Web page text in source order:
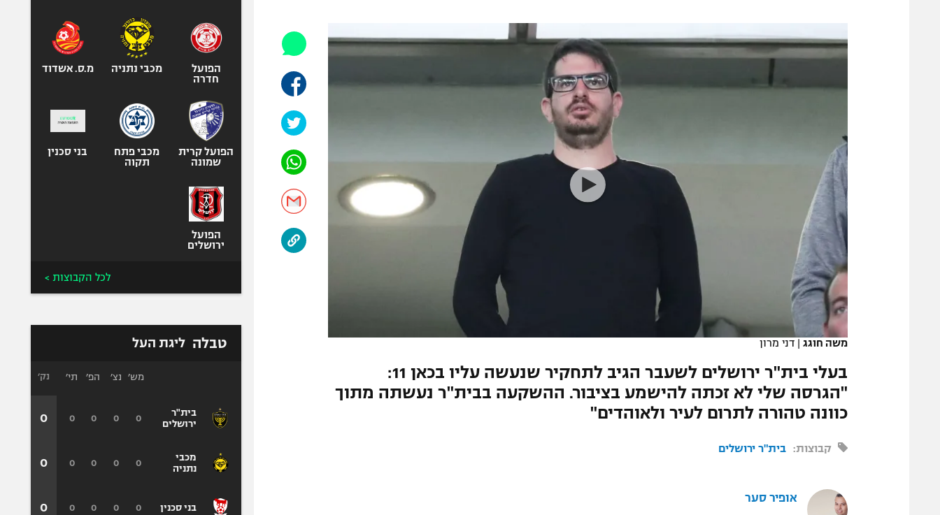
תקנון עבור פעילות אלקטרה
תנאי שימוש
מדיניות פרטיות
תקנון פעילות ספורט 1
רשיון להקרנה פומבית לבית עסק
הצטרפות לחבילת הערוצים
לוח דרושים – ג'ובנט
תגיות
המגזין
הפועל חיפה
הפועל באר שבע
מכבי נתניה
בני יהודה
ליגה סינית
ליגה ברזילאית
אופניים
ספורט מוטורי
כדורמים
בייסבול MLB
ספורט אתגרי
אומנויות לחימה
משה חוגג | דני מרון
בעלי בית"ר ירושלים לשעבר הגיב לתחקיר שנעשה עליו בכאן 11:
"הגרסה שלי לא זכתה להישמע בציבור. ההשקעה בבית"ר נעשתה מתוך
כוונה טהורה לתרום לעיר ולאוהדים"
קבוצות: בית"ר ירושלים
אופיר סער
הפועל
חדרה
מכבי נתניה מ.ס. אשדוד
הפועל קרית
שמונה
מכבי פתח
תקוה
בני סכנין
הפועל
ירושלים
לכל הקבוצות >
טבלה ליגת העל
בית"ר
ירושלים
מכבי
נתניה
בני סכנין
מש׳ נצ׳ הפ׳ תי׳
0
0
0
0
0
0
0
0
0
0
0
0
נק׳
0
0
0